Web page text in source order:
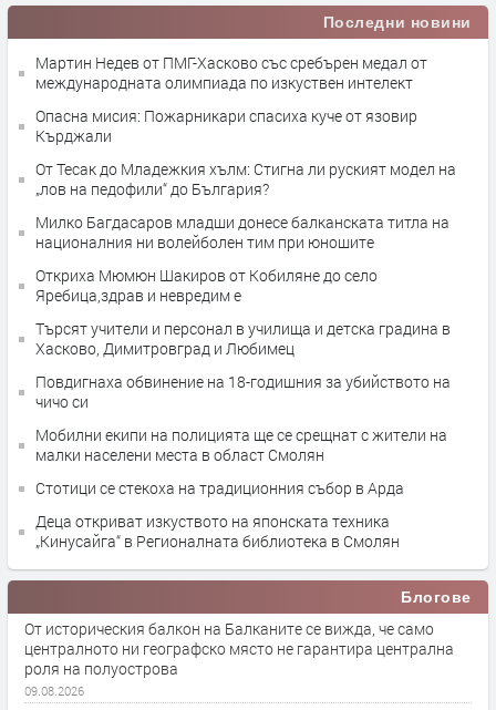
Последни новини
Мартин Недев от ПМГ-Хасково със сребърен медал от
международната олимпиада по изкуствен интелект
Опасна мисия: Пожарникари спасиха куче от язовир
Кърджали
От Тесак до Младежкия хълм: Стигна ли руският модел на
„лов на педофили“ до България?
Милко Багдасаров младши донесе балканската титла на
националния ни волейболен тим при юношите
Откриха Мюмюн Шакиров от Кобиляне до село
Яребица,здрав и невредим е
Търсят учители и персонал в училища и детска градина в
Хасково, Димитровград и Любимец
Повдигнаха обвинение на 18-годишния за убийството на
чичо си
Мобилни екипи на полицията ще се срещнат с жители на
малки населени места в област Смолян
Стотици се стекоха на традиционния събор в Арда
Деца откриват изкуството на японската техника
„Кинусайга“ в Регионалната библиотека в Смолян
Блогове
От историческия балкон на Балканите се вижда, че само
централното ни географско място не гарантира централна
роля на полуострова
09.08.2026